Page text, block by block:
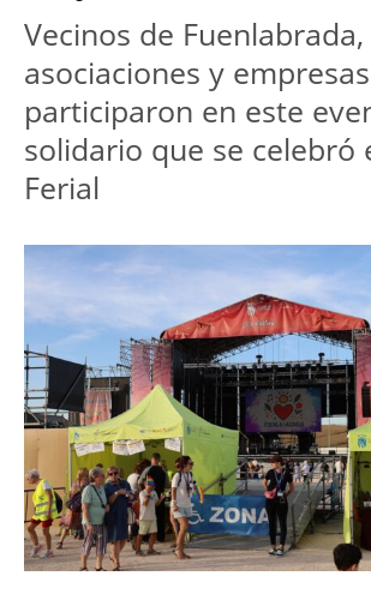
Vecinos de Fuenlabrada,
asociaciones y empresas
participaron en este
solidario que se celebró
Ferial